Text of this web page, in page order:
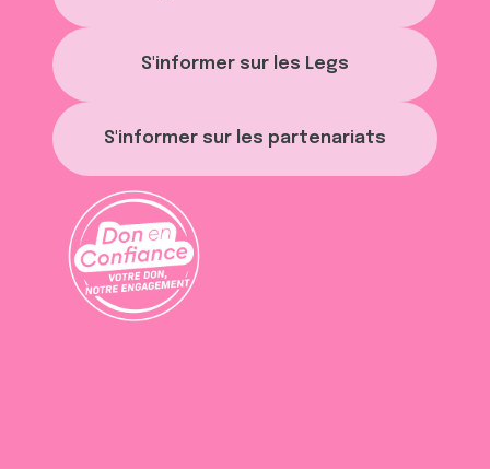
S'informer sur les Legs
S'informer sur les partenariats